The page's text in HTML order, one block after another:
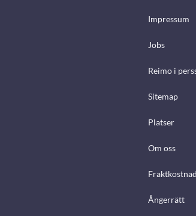
Impressum
Jobs
Reimo i
Sitemap
Platser
Om oss
Ångerrätt